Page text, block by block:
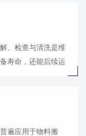
、检查与清洗是维
寿命，还能后续运
遍应用于物料搬